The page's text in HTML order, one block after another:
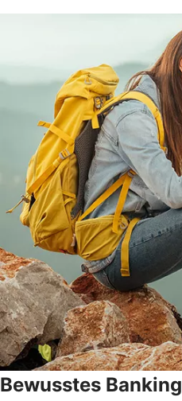
Bewusstes Banking